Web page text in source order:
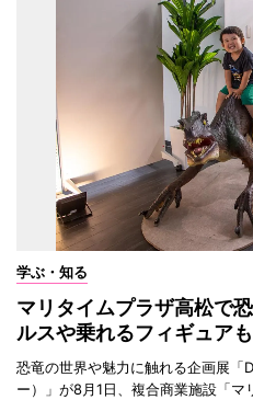
学ぶ・知る
マリタイムプラザ高松で
ルスや乗れるフィギュアも
恐竜の世界や魅力に触れる企画展「
ー）」が8月1日、複合商業施設「